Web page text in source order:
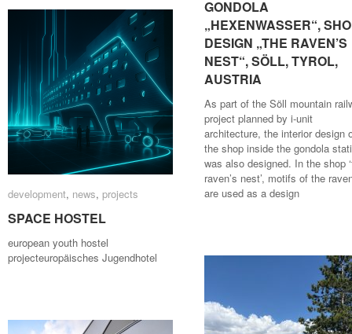
GONDOLA
„HEXENWASSER“,
DESIGN „THE RAVEN’S
NEST“, SÖLL, TYROL,
AUSTRIA
As part of the Söll mountain
project planned by i-unit
architecture, the interior design
the shop inside the gondola
was also designed. In the shop
raven’s nest’, motifs of the
are used as a design
GONDOLA
„HEXENWASSER“,
DESIGN „THE RAVEN’S
NEST“, SÖLL, TYROL,
AUSTRIA
development, news, projects
SPACE HOSTEL
european youth hostel
projecteuropäisches Jugendhotel
development news projects
SPACE HOSTEL